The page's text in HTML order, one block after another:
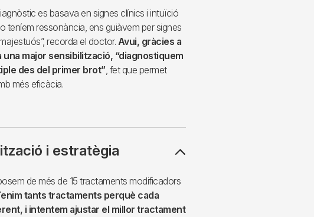
es basava en signes clínics i intuïció
teníem ressonància, ens guiàvem per signes
recorda el doctor. Avui, gràcies a
una major sensibilització, “diagnostiquem
des del primer brot” , fet que permet
més eficàcia.
i estratègia
de més de 15 tractaments modificadors
tants tractaments perquè cada
i intentem ajustar el millor tractament